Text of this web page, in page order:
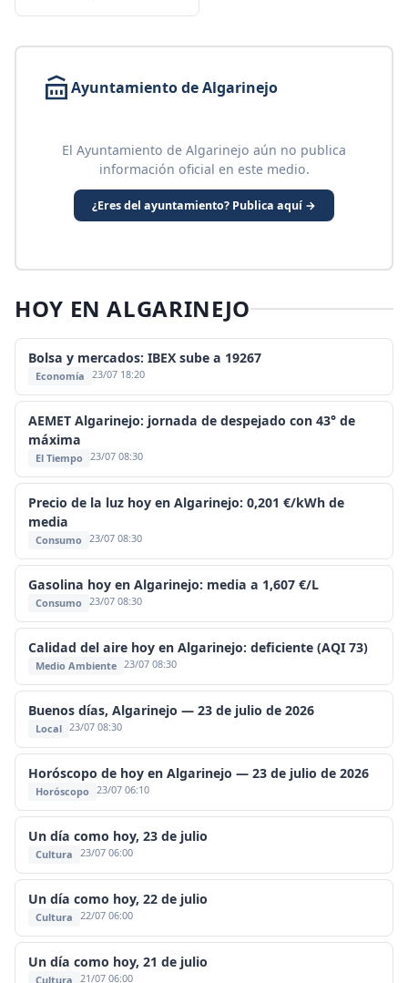
Ayuntamiento de Algarinejo
El Ayuntamiento de Algarinejo aún no publica
información oficial en este medio.
¿Eres del ayuntamiento? Publica aquí →
HOY EN ALGARINEJO
Bolsa y mercados: IBEX sube a 19267
Economía 23/07 18:20
AEMET Algarinejo: jornada de despejado con 43° de
máxima
El Tiempo 23/07 08:30
Precio de la luz hoy en Algarinejo: 0,201 €/kWh de
media
Consumo 23/07 08:30
Gasolina hoy en Algarinejo: media a 1,607 €/L
Consumo 23/07 08:30
Calidad del aire hoy en Algarinejo: deficiente (AQI 73)
Medio Ambiente 23/07 08:30
Buenos días, Algarinejo — 23 de julio de 2026
Local 23/07 08:30
Horóscopo de hoy en Algarinejo — 23 de julio de 2026
Horóscopo 23/07 06:10
Un día como hoy, 23 de julio
Cultura 23/07 06:00
Un día como hoy, 22 de julio
Cultura 22/07 06:00
Un día como hoy, 21 de julio
Cultura 21/07 06:00